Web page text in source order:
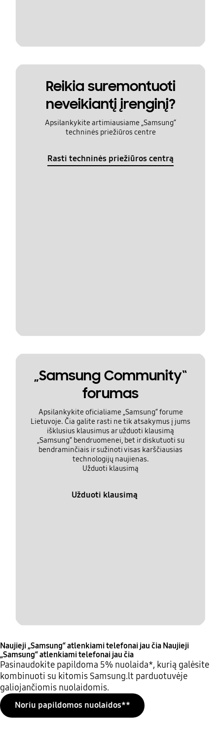
Reikia suremontuoti
neveikiantį įrenginį?
Apsilankykite artimiausiame „Samsung“
techninės priežiūros centre
Rasti techninės priežiūros centrą
„Samsung Community“
forumas
Apsilankykite oficialiame „Samsung“ forume
Lietuvoje. Čia galite rasti ne tik atsakymus į jums
išklusius klausimus ar užduoti klausimą
„Samsung“ bendruomenei, bet ir diskutuoti su
bendraminčiais ir sužinoti visas karščiausias
technologijų naujienas.
Užduoti klausimą
Užduoti klausimą
Naujieji „Samsung“ atlenkiami telefonai jau čia Naujieji
„Samsung“ atlenkiami telefonai jau čia
Pasinaudokite papildoma 5% nuolaida*, kurią galėsite
kombinuoti su kitomis Samsung.lt parduotuvėje
galiojančiomis nuolaidomis.
Noriu papildomos nuolaidos**